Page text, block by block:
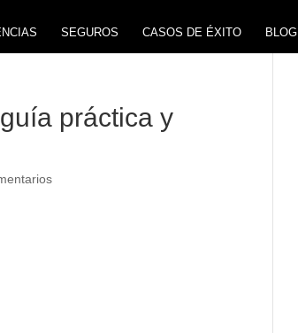
SEGUROS CASOS DE ÉXITO BLOG
práctica y